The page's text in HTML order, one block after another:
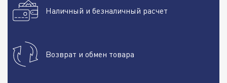
Наличный и безналичный расчет
Возврат и обмен товара